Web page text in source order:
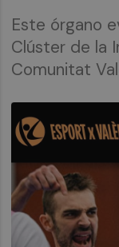
Este órgano
Clúster de la
Comunitat